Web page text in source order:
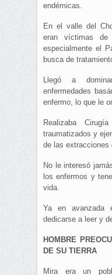
endémicas.
En el valle del
eran víctimas de
especialmente el
busca de
Llegó a
enfermedades
enfermo, lo que le
Realizaba
traumatizados y
de las extracciones
No le interesó
los enfermos y
vida.
Ya en avanzada
dedicarse a leer y
HOMBRE
DE SU TIERRA
Mira era un